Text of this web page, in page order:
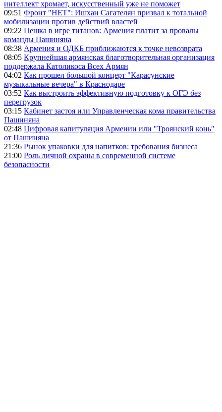
интеллект хромает, искусственный уже не поможет
09:51 Фронт "НЕТ": Ишхан Сагателян призвал к тотальной
мобилизации против действий властей
09:22 Пешка в игре титанов: Армения платит за провалы
команды Пашиняна
08:38 Армения и ОДКБ приближаются к точке невозврата
08:05 Крупнейшая армянская благотворительная организация
поддержала Католикоса Всех Армян
04:02 Как прошел большой концерт "Карасунские
музыкальные вечера" в Краснодаре
03:52 Как выстроить эффективную подготовку к ОГЭ без
перегрузок
03:15 Кабинет застоя или Управленческая кома правительства
Пашиняна
02:48 Цифровая капитуляция Армении или "Троянский конь"
от Пашиняна
21:36 Рынок упаковки для напитков: требования бизнеса
21:00 Роль личной охраны в современной системе
безопасности